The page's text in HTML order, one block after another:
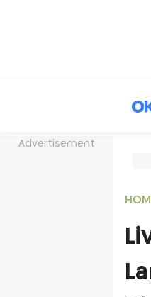
Advertisement